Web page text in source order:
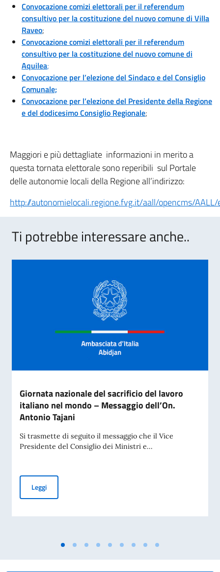
Convocazione comizi elettorali per il referendum
consultivo per la costituzione del nuovo comune di Villa
Raveo;
Convocazione comizi elettorali per il referendum
consultivo per la costituzione del nuovo comune di
Aquilea;
Convocazione per l’elezione del Sindaco e del Consiglio
Comunale;
Convocazione per l’elezione del Presidente della Regione
e del dodicesimo Consiglio Regionale;
Maggiori e più dettagliate informazioni in merito a
questa tornata elettorale sono reperibili sul Portale
delle autonomie locali della Regione all’indirizzo:
http://autonomielocali.regione.fvg.it/aall/opencms/
Ti potrebbe interessare anche..
Giornata nazionale del sacrificio del lavoro
italiano nel mondo – Messaggio dell’On.
Antonio Tajani
Si trasmette di seguito il messaggio che il Vice
Presidente del Consiglio dei Ministri e...
LeggiGiornata nazionale del sacrificio del lavoro italiano nel